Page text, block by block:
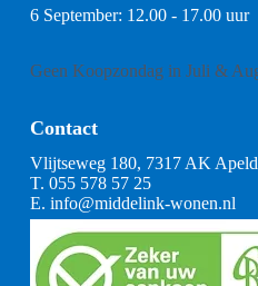
6 September: 12.00 - 17.00 uur
Geen Koopzondag in Juli &
Contact
Vlijtseweg 180, 7317 AK
T. 055 578 57 25
E. info@middelink-wonen.nl